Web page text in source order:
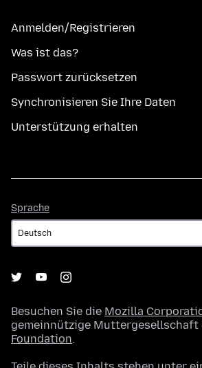
Anmelden/Registrieren
Was ist das?
Passwort zurücksetzen
Synchronisieren Sie Ihre Daten
Unterstützung erhalten
Sprache
Besuchen Sie die Mozilla
gemeinnützige Muttergesellschaft
Foundation.